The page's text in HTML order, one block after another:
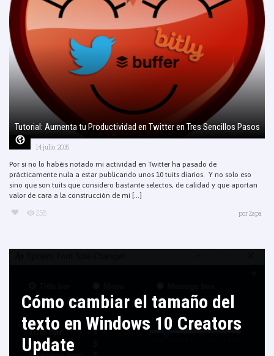
Tutorial: Aumenta tu Productividad en Twitter en Tres Sencillos Pasos
14 julio, 2015
Por si no lo habéis notado mi actividad en Twitter ha pasado de
prácticamente nula a estar publicando unos 10 tuits diarios. Y no solo eso
sino que son tuits que considero bastante selectos, de calidad y que aportan
valor de cara a la construcción de mi [...]
258 porZapa
Cómo cambiar el tamaño del
texto en Windows 10 Creators
Update